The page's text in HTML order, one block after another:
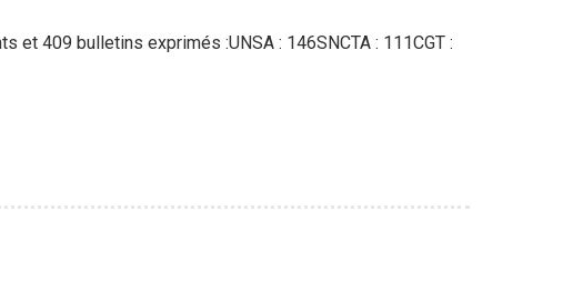
et 409 bulletins exprimés :UNSA : 146SNCTA : 111CGT :